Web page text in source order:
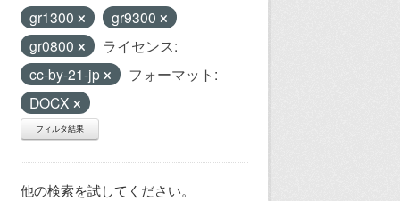
gr1300
gr9300
gr0800
ライセンス:
cc-by-21-jp
フォーマット:
DOCX
フィルタ結果
他の検索を試してください。